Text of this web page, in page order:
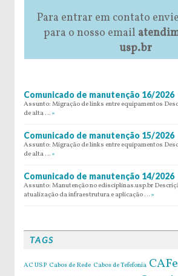
Para entrar em contato
para o nosso email
usp.br
Comunicado de manutenção 16/2026
Assunto: Migração de links entre equipamentos
de alta … »
Comunicado de manutenção 15/2026
Assunto: Migração de links entre equipamentos
de alta … »
Comunicado de manutenção 14/2026
Assunto: Manutenção no edisciplinas.usp.br
atualização da infraestrutura e aplicação … »
TAGS
AC USP Cabos de Rede Cabos de Tefefonia